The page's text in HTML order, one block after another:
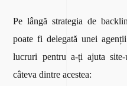
Pe lângă strategia de
poate fi delegată unei
lucruri pentru a-ți ajuta
câteva dintre acestea: